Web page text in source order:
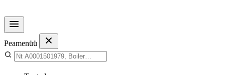
Peamenüü